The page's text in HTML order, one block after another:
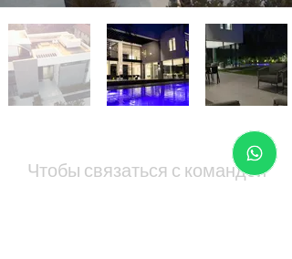
Чтобы связаться с командой